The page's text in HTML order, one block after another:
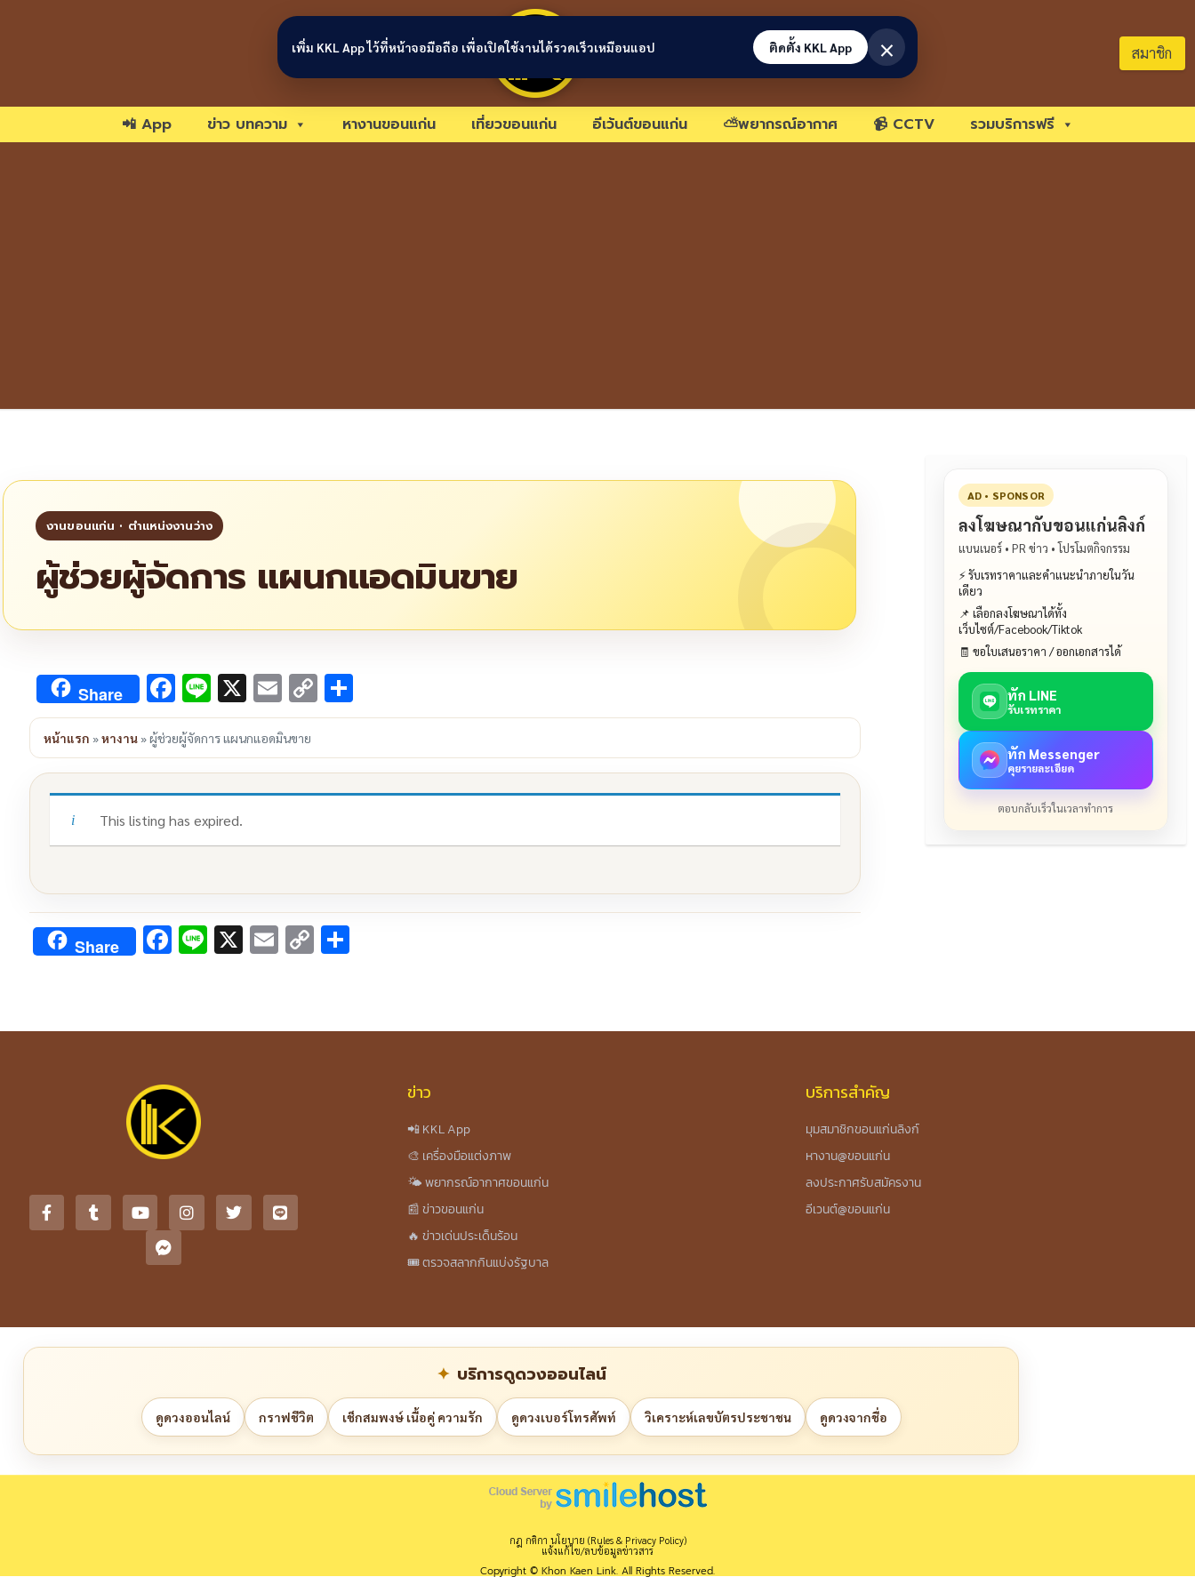
ขอนแก่นลิงก์ สมาชิก
📲 App ข่าว บทความ หางานขอนแก่น เที่ยวขอนแก่น อีเว้นต์ขอนแก่น ⛅พยากรณ์อากาศ 📹 CCTV รวมบริการฟรี
ผู้ช่วยผู้จัดการ แผนกแอดมินขาย
Share Facebook
Line
X Email
Copy
Link
หน้าแรก »หางาน »ผู้ช่วยผู้จัดการ แผนกแอดมินขาย
This listing has expired.
Share Facebook
Line
X Email
Copy
AD • SPONSOR
ลงโฆษณากับขอนแก่นลิงก์
แบนเนอร์ • PR ข่าว • โปรโมตกิจกรรม
⚡ รับเรทราคาและคำแนะนำภายในวัน
เดียว
📌 เลือกลงโฆษณาได้ทั้ง
เว็บไซต์/Facebook/Tiktok
🧾 ขอใบเสนอราคา / ออกเอกสารได้
ทัก LINE
รับเรทราคา
ทัก Messenger
คุยรายละเอียด
ตอบกลับเร็วในเวลาทำการ
ข่าว
📲 KKL App
🎨 เครื่องมือแต่งภาพ
🌤️ พยากรณ์อากาศขอนแก่น
📰 ข่าวขอนแก่น
🔥 ข่าวเด่นประเด็นร้อน
🎟️ ตรวจสลากกินแบ่งรัฐบาล
บริการสำคัญ
มุมสมาชิกขอนแก่นลิงก์
หางาน@ขอนแก่น
ลงประกาศรับสมัครงาน
อีเวนต์@ขอนแก่น
บริการดูดวงออนไลน์
ดูดวงออนไลน์ กราฟชีวิต เช็กสมพงษ์ เนื้อคู่ ความรัก ดูดวงเบอร์โทรศัพท์ วิเคราะห์เลขบัตรประชาชน ดูดวงจากชื่อ
กฎ กติกา นโยบาย (Rules & Privacy Policy)
แจ้งแก้ไข/ลบข้อมูลข่าวสาร
Copyright © Khon Kaen Link. All Rights Reserved.
เพิ่ม KKL App ไว้ที่หน้าจอมือถือ เพื่อเปิดใช้งานได้รวดเร็วเหมือนแอป ติดตั้ง KKL App ×